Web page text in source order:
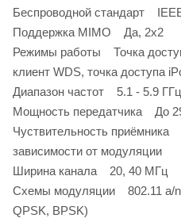
Беспроводной стандарт
Поддержка MIMO Да, 2x2
Режимы работы Точка
клиент WDS, точка доступа
Диапазон частот 5.1 - 5.9 ГГц
Мощность передатчика До
Чуствительность
зависимости от модуляции
Ширина канала 20, 40 МГц
Схемы модуляции 802.11 a/
QPSK, BPSK)